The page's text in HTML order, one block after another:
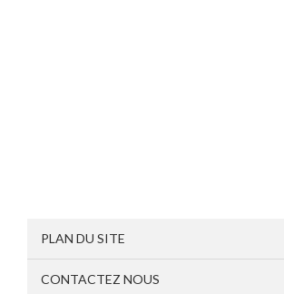
PLAN DU SITE
CONTACTEZ NOUS